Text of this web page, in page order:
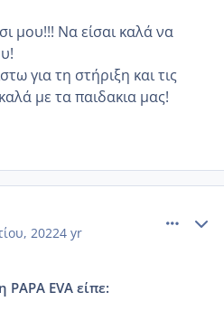
μου!!! Να είσαι καλά να
για τη στήριξη και τις
με τα παιδακια μας!
20224 yr
EVA είπε: